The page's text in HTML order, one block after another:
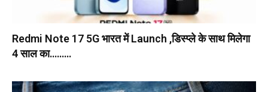
Redmi Note 17 5G भारत में Launch ,डिस्प्ले के साथ मिलेगा
4 साल का………